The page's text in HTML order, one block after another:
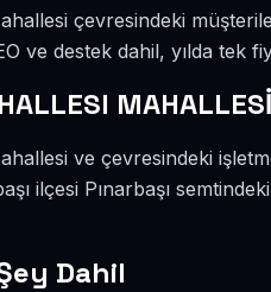
çevresindeki
ve destek dahil, yılda tek
ve çevresindeki
ilçesi Pınarbaşı
Dahil